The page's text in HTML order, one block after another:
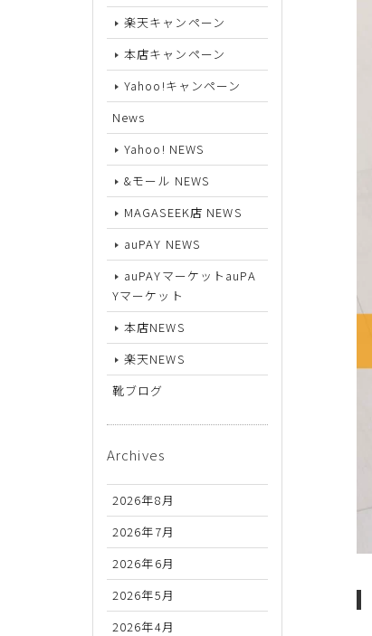
楽天キャンペーン
本店キャンペーン
Yahoo!キャンペーン
News
Yahoo! NEWS
&モール NEWS
MAGASEEK店 NEWS
auPAY NEWS
auPAYマーケットauPA
Yマーケット
本店NEWS
楽天NEWS
靴ブログ
Archives
2026年8月
2026年7月
2026年6月
2026年5月
2026年4月
23.5cm
24.5cm
26cm
26.5cm
27cm